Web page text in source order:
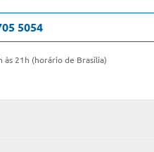
5054
às 21h (horário de Brasília)